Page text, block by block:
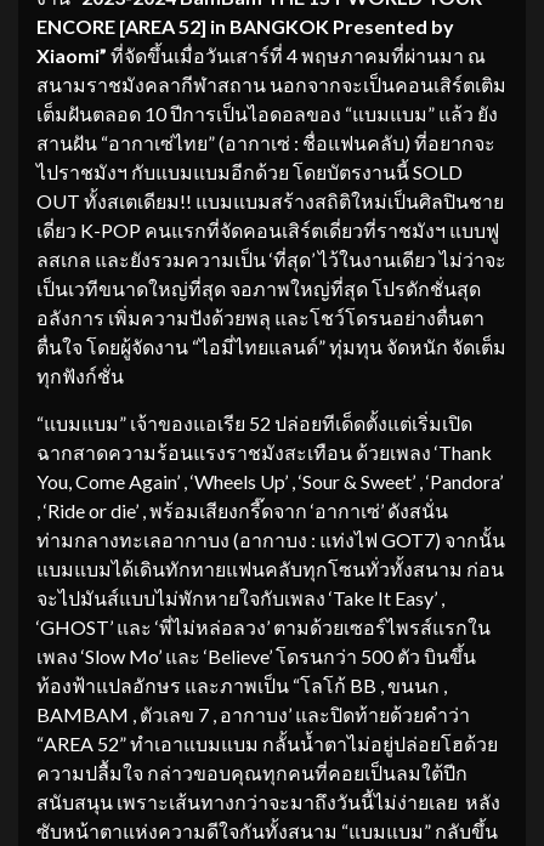
ENCORE [AREA 52] in BANGKOK Presented by
Xiaomi” ที่จัดขึ้นเมื่อวันเสาร์ที่ 4 พฤษภาคมที่ผ่านมา ณ
สนามราชมังคลากีฬาสถาน นอกจากจะเป็นคอนเสิร์ตเติม
เต็มฝันตลอด 10 ปีการเป็นไอดอลของ “แบมแบม” แล้ว ยัง
สานฝัน “อากาเซ่ไทย” (อากาเซ่ : ชื่อแฟนคลับ) ที่อยากจะ
ไปราชมังฯ กับแบมแบมอีกด้วย โดยบัตรงานนี้ SOLD
OUT ทั้งสเตเดียม!! แบมแบมสร้างสถิติใหม่เป็นศิลปินชาย
เดี่ยว K-POP คนแรกที่จัดคอนเสิร์ตเดี่ยวที่ราชมังฯ แบบฟู
ลสเกล และยังรวมความเป็น ‘ที่สุด’ ไว้ในงานเดียว ไม่ว่าจะ
เป็นเวทีขนาดใหญ่ที่สุด จอภาพใหญ่ที่สุด โปรดักชั่นสุด
อลังการ เพิ่มความปังด้วยพลุ และโชว์โดรนอย่างตื่นตา
ตื่นใจ โดยผู้จัดงาน “ไอมี่ไทยแลนด์” ทุ่มทุน จัดหนัก จัดเต็ม
ทุกฟังก์ชั่น
“แบมแบม” เจ้าของแอเรีย 52 ปล่อยทีเด็ดตั้งแต่เริ่มเปิด
ฉากสาดความร้อนแรงราชมังสะเทือน ด้วยเพลง ‘Thank
You, Come Again’ , ‘Wheels Up’ , ‘Sour & Sweet’ , ‘Pandora’
, ‘Ride or die’ , พร้อมเสียงกรี๊ดจาก ‘อากาเซ่’ ดังสนั่น
ท่ามกลางทะเลอากาบง (อากาบง : แท่งไฟ GOT7) จากนั้น
แบมแบมได้เดินทักทายแฟนคลับทุกโซนทั่วทั้งสนาม ก่อน
จะไปมันส์แบบไม่พักหายใจกับเพลง ‘Take It Easy’ ,
‘GHOST’ และ ‘พี่ไม่หล่อลวง’ ตามด้วยเซอร์ไพรส์แรกใน
เพลง ‘Slow Mo’ และ ‘Believe’ โดรนกว่า 500 ตัว บินขึ้น
ท้องฟ้าแปลอักษร และภาพเป็น “โลโก้ BB , ขนนก ,
BAMBAM , ตัวเลข 7 , อากาบง’ และปิดท้ายด้วยคำว่า
“AREA 52” ทำเอาแบมแบม กลั้นน้ำตาไม่อยู่ปล่อยโฮด้วย
ความปลื้มใจ กล่าวขอบคุณทุกคนที่คอยเป็นลมใต้ปีก
สนับสนุน เพราะเส้นทางกว่าจะมาถึงวันนี้ไม่ง่ายเลย หลัง
ซับหน้าตาแห่งความดีใจกันทั้งสนาม “แบมแบม” กลับขึ้น